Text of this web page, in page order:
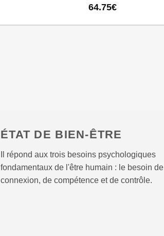
64.75€
ÉTAT DE BIEN-ÊTRE
Il répond aux trois besoins psychologiques
fondamentaux de l'être humain : le besoin de
connexion, de compétence et de contrôle.